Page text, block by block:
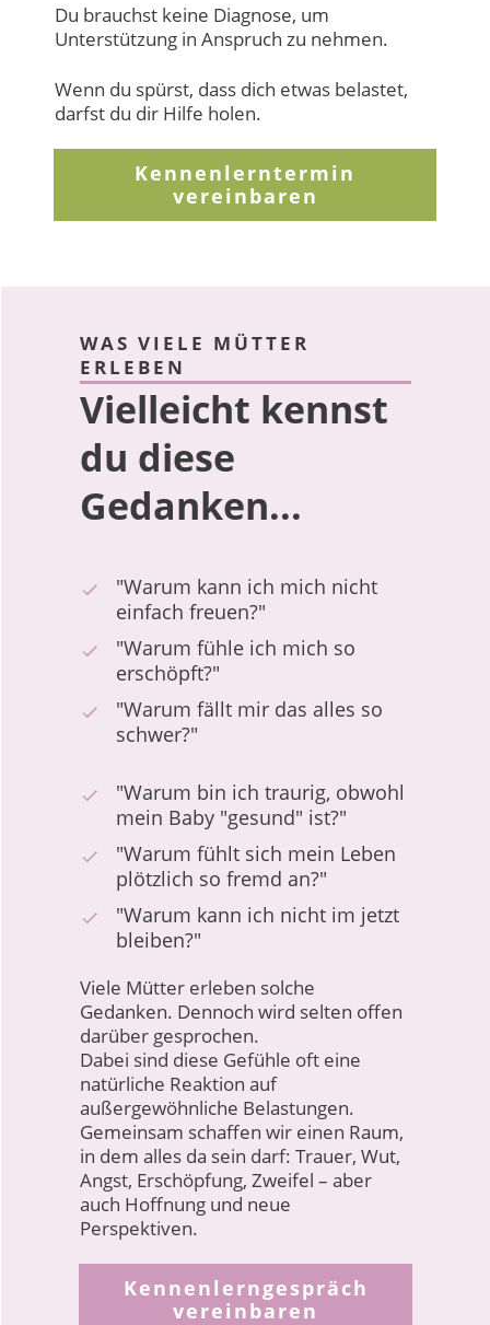
Du brauchst keine Diagnose, um
Unterstützung in Anspruch zu nehmen.
Wenn du spürst, dass dich etwas belastet,
darfst du dir Hilfe holen.
Kennenlerntermin
vereinbaren
WAS VIELE MÜTTER
ERLEBEN
Vielleicht kennst
du diese
Gedanken...
"Warum kann ich mich nicht
einfach freuen?"
"Warum fühle ich mich so
erschöpft?"
"Warum fällt mir das alles so
schwer?"
"Warum bin ich traurig, obwohl
mein Baby "gesund" ist?"
"Warum fühlt sich mein Leben
plötzlich so fremd an?"
"Warum kann ich nicht im jetzt
bleiben?"
Viele Mütter erleben solche
Gedanken. Dennoch wird selten offen
darüber gesprochen.
Dabei sind diese Gefühle oft eine
natürliche Reaktion auf
außergewöhnliche Belastungen.
Gemeinsam schaffen wir einen Raum,
in dem alles da sein darf: Trauer, Wut,
Angst, Erschöpfung, Zweifel – aber
auch Hoffnung und neue
Perspektiven.
Kennenlerngespräch
vereinbaren